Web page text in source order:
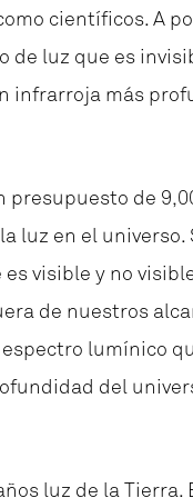
científicos. A
luz que es
infrarroja más
presupuesto de
luz en el universo.
visible y no
de nuestros
lumínico
del
luz de la Tierra.